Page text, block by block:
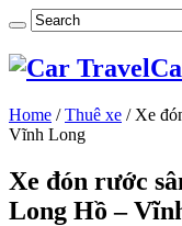
Home / Thuê xe / Xe
Vĩnh Long
Xe đón rước
Long Hồ –